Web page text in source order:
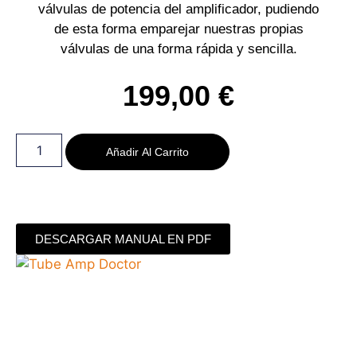
válvulas de potencia del amplificador, pudiendo
de esta forma emparejar nuestras propias
válvulas de una forma rápida y sencilla.
199,00 €
Añadir Al Carrito
DESCARGAR MANUAL EN PDF